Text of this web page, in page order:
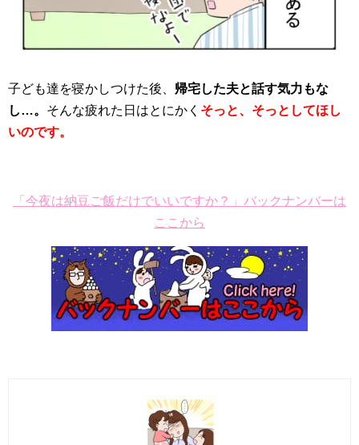
子ども達を寝かしつけた後、 帰宅した夫と話す気力もな
し…。 そんな疲れた日はとにかく そっと、そっとしてほし
いのです。
「今夜は納豆ご飯だけでいいですか？」バックナンバーは
ここから